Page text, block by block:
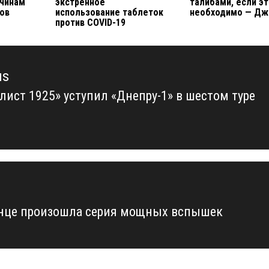
использование таблеток
против COVID-19
необходимо —
1925» уступил «Днепру-1» в шестом туре
произошла серия мощных вспышек